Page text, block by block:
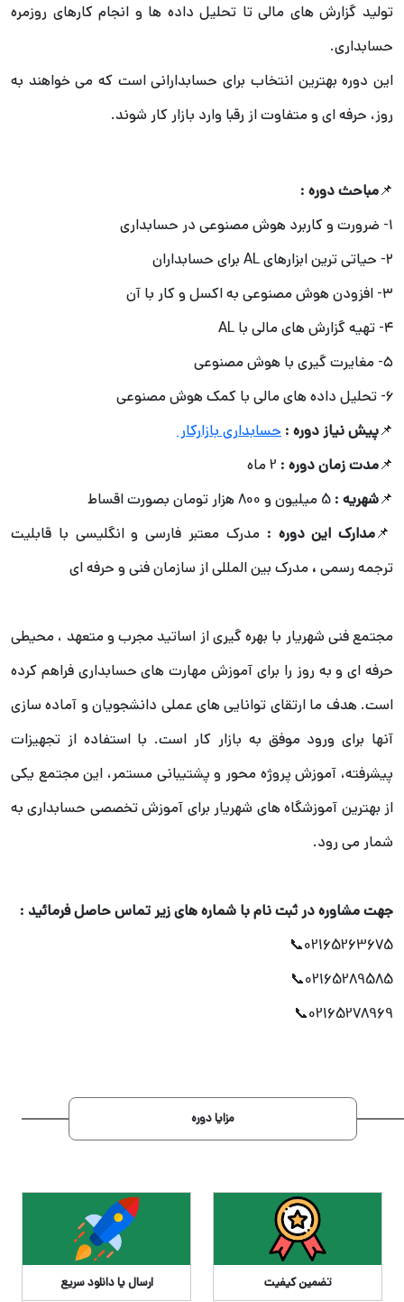
توليد گزارش هاي مالي تا تحليل داده ها و انجام کارهاي روزمره
حسابداري.
اين دوره بهترين انتخاب براي حسابداراني است که مي خواهند به
روز، حرفه اي و متفاوت از رقبا وارد بازار کار شوند.
📌مباحث دوره :
۱- ضرورت و کاربرد هوش مصنوعی در حسابداری
۲- حیاتی ترین ابزارهای AL برای حسابداران
۳- افزودن هوش مصنوعی به اکسل و کار با آن
۴- تهیه گزارش های مالی با AL
۵- مغایرت گیری با هوش مصنوعی
۶- تحلیل داده های مالی با کمک هوش مصنوعی
📌پیش نیاز دوره : حسابداری بازارکار
📌مدت زمان دوره : 2 ماه
📌شهریه :
📌مدارک این دوره :مدرک معتبر فارسی و انگلیسی با قابلیت
ترجمه رسمی ، مدرک بین المللی از سازمان فنی و حرفه ای
مجتمع فنی شهریار با بهره‌ گیری از اساتید مجرب و متعهد ، محیطی
حرفه‌ ای و به‌ روز را برای آموزش مهارت‌ های حسابداری فراهم کرده
است. هدف ما ارتقای توانایی‌ های عملی دانشجویان و آماده‌ سازی
آنها برای ورود موفق به بازار کار است. با استفاده از تجهیزات
پیشرفته، آموزش پروژه محور و پشتیبانی مستمر، این مجتمع یکی
از بهترین آموزشگاه های شهریار برای آموزش تخصصی حسابداری به
شمار می‌ رود.
جهت مشاوره در ثبت نام با شماره های زیر تماس حاصل فرمائید :
02165263675📞
02165289585📞
02165278969📞
مزایا دوره
تضمین کیفیت ارسال یا دانلود سریع